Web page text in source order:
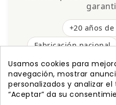
+20 años
Fabricación nacional
Envío
Usamos cookies para
navegación, mostrar
personalizados y analizar
“Aceptar” da su